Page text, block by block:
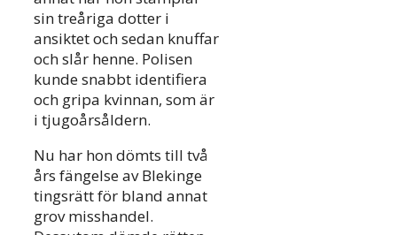
sin treåriga dotter i
ansiktet och sedan knuffar
och slår henne. Polisen
kunde snabbt identifiera
och gripa kvinnan, som är
i tjugoårsåldern.
Nu har hon dömts till två
års fängelse av Blekinge
tingsrätt för bland annat
grov misshandel.